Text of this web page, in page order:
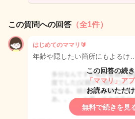
この質問への回答 （全1件）
はじめてのママリ🔰
年齢や隠したい箇所にもよるけ…
この回答の続
「ママリ」アプ
お読みいただ
無料で続きを見